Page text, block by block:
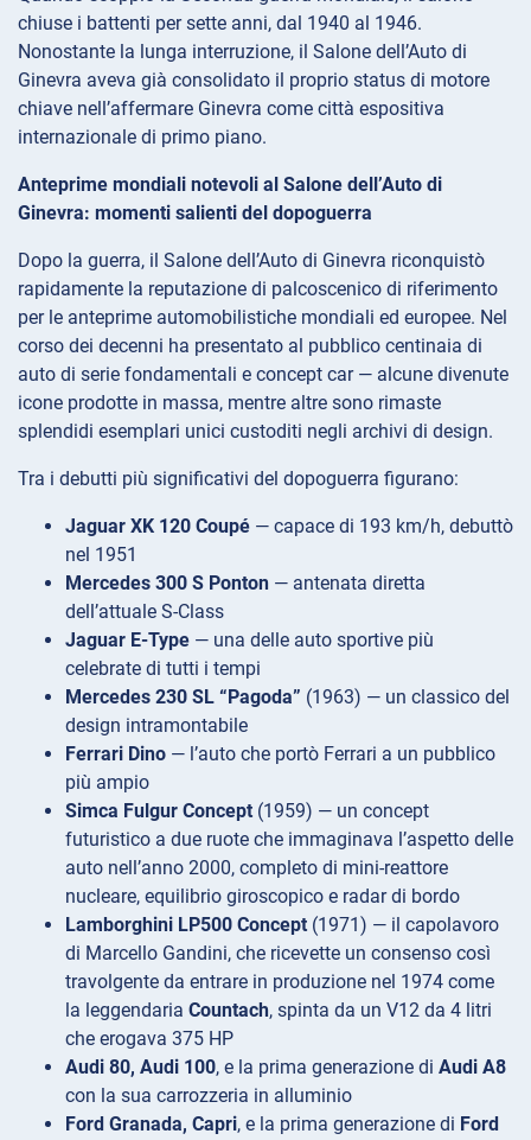
chiuse i battenti per sette anni, dal 1940 al 1946.
Nonostante la lunga interruzione, il Salone dell’Auto di
Ginevra aveva già consolidato il proprio status di motore
chiave nell’affermare Ginevra come città espositiva
internazionale di primo piano.
Anteprime mondiali notevoli al Salone dell’Auto di
Ginevra: momenti salienti del dopoguerra
Dopo la guerra, il Salone dell’Auto di Ginevra riconquistò
rapidamente la reputazione di palcoscenico di riferimento
per le anteprime automobilistiche mondiali ed europee. Nel
corso dei decenni ha presentato al pubblico centinaia di
auto di serie fondamentali e concept car — alcune divenute
icone prodotte in massa, mentre altre sono rimaste
splendidi esemplari unici custoditi negli archivi di design.
Tra i debutti più significativi del dopoguerra figurano:
Jaguar XK 120 Coupé — capace di 193 km/h, debuttò
nel 1951
Mercedes 300 S Ponton — antenata diretta
dell’attuale S-Class
Jaguar E-Type — una delle auto sportive più
celebrate di tutti i tempi
Mercedes 230 SL “Pagoda” (1963) — un classico del
design intramontabile
Ferrari Dino — l’auto che portò Ferrari a un pubblico
più ampio
Simca Fulgur Concept (1959) — un concept
futuristico a due ruote che immaginava l’aspetto delle
auto nell’anno 2000, completo di mini-reattore
nucleare, equilibrio giroscopico e radar di bordo
Lamborghini LP500 Concept (1971) — il capolavoro
di Marcello Gandini, che ricevette un consenso così
travolgente da entrare in produzione nel 1974 come
la leggendaria Countach, spinta da un V12 da 4 litri
che erogava 375 HP
Audi 80, Audi 100, e la prima generazione di Audi A8
con la sua carrozzeria in alluminio
Ford Granada, Capri, e la prima generazione di Ford